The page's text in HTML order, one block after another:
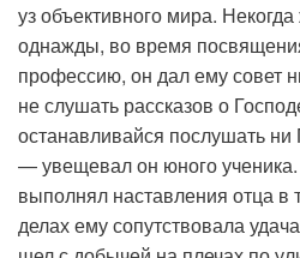
уз объективного мира.
однажды, во время
профессию, он дал ему совет
не слушать рассказов о
останавливайся послушать ни
— увещевал он юного
выполнял наставления отца в
делах ему сопутствовала